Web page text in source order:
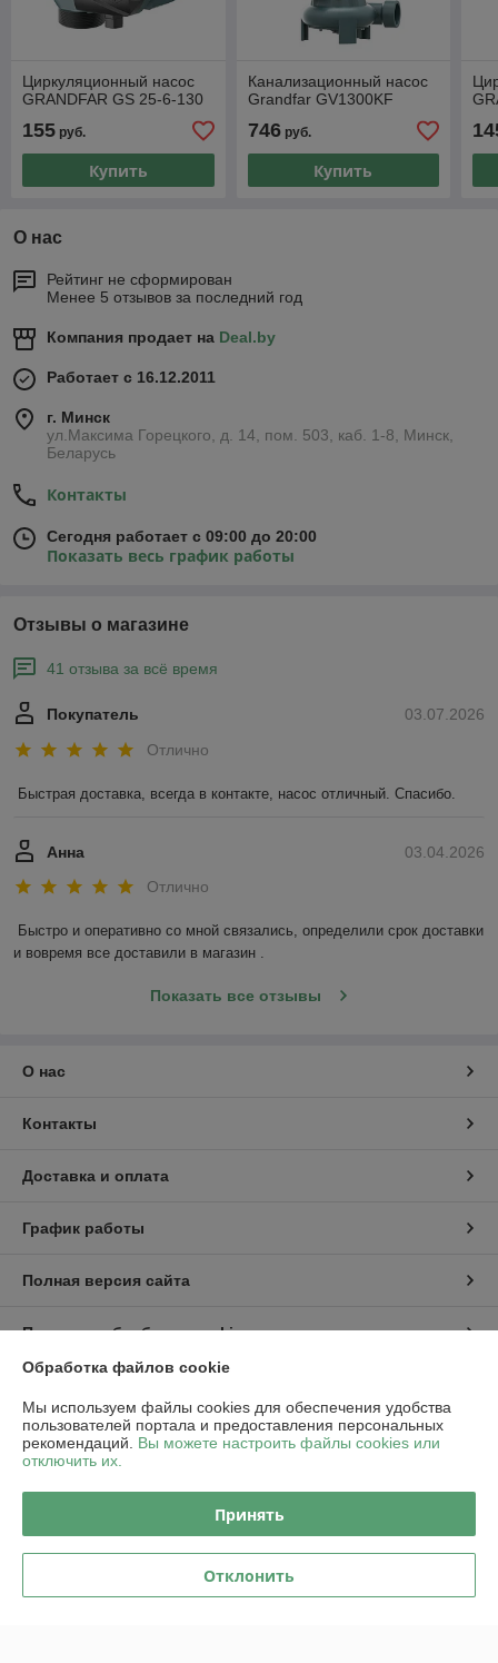
Циркуляционный насос
GRANDFAR GS 25-6-130
155 руб.
Купить
Канализационный насос
Grandfar GV1300KF
746руб.
Купить
О нас
Рейтинг не сформирован
Менее 5 отзывов за последний год
Компания продает на Deal.by
Работает с 16.12.2011
г. Минск
ул.Максима Горецкого, д. 14, пом. 503, каб. 1-8, Минск,
Беларусь
Контакты
Сегодня работает с 09:00 до 20:00
Показать весь график работы
Отзывы о магазине
41 отзыва за всё время
03.07.2026
Покупатель
Отлично
Быстрая доставка, всегда в контакте, насос отличный. Спасибо.
03.04.2026
Анна
Отлично
Быстро и оперативно со мной связались, определили срок доставки
и вовремя все доставили в магазин .
Показать все отзывы
О нас
Контакты
Доставка и оплата
График работы
Полная версия сайта
Политика обработки cookies
Информация для покупателя
Юридическое лицо:ООО "Пампбай"
220018, г. Минск, ул. Максима Горецкого, д. 14, пом. 503, каб. 1-8
Обработка файлов cookie
Мы используем файлы cookies для обеспечения удобства
пользователей портала и предоставления персональных
рекомендаций. Вы можете настроить файлы cookies или
отключить их.
Принять
Отклонить